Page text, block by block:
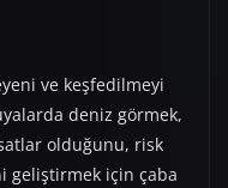
ve keşfedilmeyi
deniz görmek,
olduğunu, risk
geliştirmek için çaba